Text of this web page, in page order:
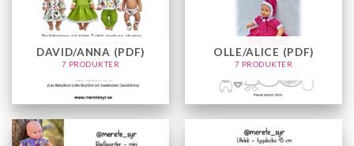
DAVID/ANNA (PDF)
7 PRODUKTER
OLLE/ALICE (PDF)
7 PRODUKTER